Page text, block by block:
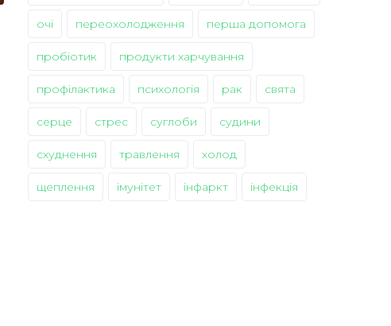
очі переохолодження перша допомога
пробіотик продукти харчування
профілактика психологія рак свята
серце стрес суглоби судини
схуднення травлення холод
щеплення імунітет інфаркт інфекція